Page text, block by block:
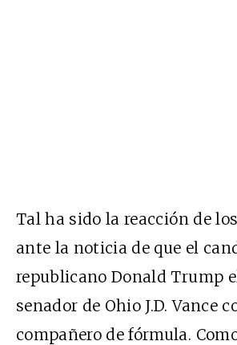
Tal ha sido la reacción de
ante la noticia de que el
republicano Donald Trump
senador de Ohio J.D. Vance
compañero de fórmula.